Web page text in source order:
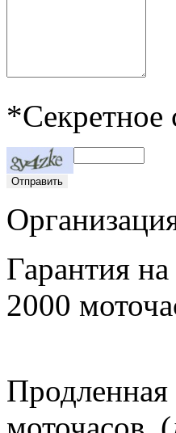
*Секретное
Гарантия
2000
Продленная